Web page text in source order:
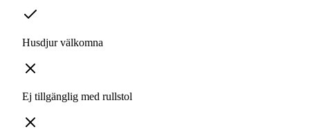
Husdjur välkomna
Ej tillgänglig med rullstol